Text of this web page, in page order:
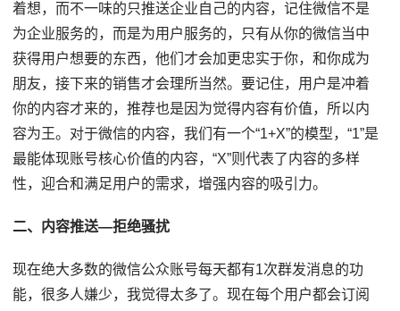
着想，而不一味的只推送企业自己的内容，记住微信不是
为企业服务的，而是为用户服务的，只有从你的微信当中
获得用户想要的东西，他们才会加更忠实于你，和你成为
朋友，接下来的销售才会理所当然。要记住，用户是冲着
你的内容才来的，推荐也是因为觉得内容有价值，所以内
容为王。对于微信的内容，我们有一个“1+X”的模型，“1”是
最能体现账号核心价值的内容，“X”则代表了内容的多样
性，迎合和满足用户的需求，增强内容的吸引力。
二、内容推送—拒绝骚扰
现在绝大多数的微信公众账号每天都有1次群发消息的功
能，很多人嫌少，我觉得太多了。现在每个用户都会订阅